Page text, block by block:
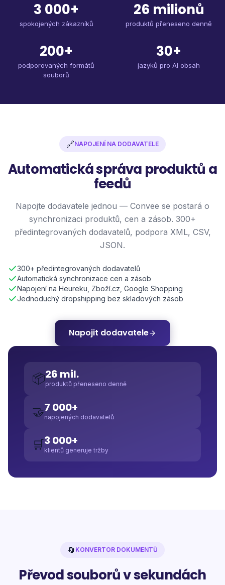
3 000+
spokojených zákazníků
26 milionů
produktů přeneseno denně
200+
podporovaných formátů
souborů
30+
jazyků pro AI obsah
🔗NAPOJENÍ NA DODAVATELE
Automatická správa produktů a
feedů
Napojte dodavatele jednou — Convee se postará o
synchronizaci produktů, cen a zásob. 300+
předintegrovaných dodavatelů, podpora XML, CSV,
JSON.
300+ předintegrovaných dodavatelů
Automatická synchronizace cen a zásob
Napojení na Heureku, Zboží.cz, Google Shopping
Jednoduchý dropshipping bez skladových zásob
Napojit dodavatele
📦26 mil.
produktů přeneseno denně
🤝7 000+
napojených dodavatelů
🛒3 000+
klientů generuje tržby
🔄 KONVERTOR DOKUMENTŮ
Převod souborů v sekundách